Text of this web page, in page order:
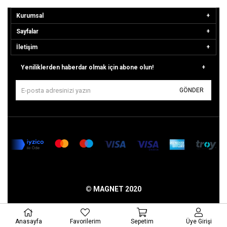
Kurumsal
Sayfalar
İletişim
Yeniliklerden haberdar olmak için abone olun!
GÖNDER
© MAGNET 2020
Anasayfa Favorilerim Sepetim Üye Girişi